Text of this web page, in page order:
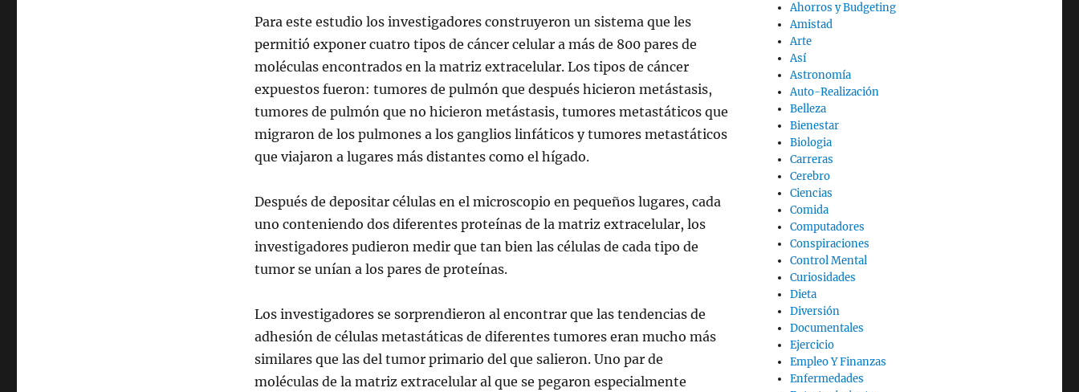
Para este estudio los investigadores construyeron un sistema que les
permitió exponer cuatro tipos de cáncer celular a más de 800 pares de
moléculas encontrados en la matriz extracelular. Los tipos de cáncer
expuestos fueron: tumores de pulmón que después hicieron metástasis,
tumores de pulmón que no hicieron metástasis, tumores metastáticos que
migraron de los pulmones a los ganglios linfáticos y tumores metastáticos
que viajaron a lugares más distantes como el hígado.
Después de depositar células en el microscopio en pequeños lugares, cada
uno conteniendo dos diferentes proteínas de la matriz extracelular, los
investigadores pudieron medir que tan bien las células de cada tipo de
tumor se unían a los pares de proteínas.
Los investigadores se sorprendieron al encontrar que las tendencias de
adhesión de células metastáticas de diferentes tumores eran mucho más
similares que las del tumor primario del que salieron. Uno par de
moléculas de la matriz extracelular al que se pegaron especialmente
Ahorros y Budgeting
Amistad
Arte
Así
Astronomía
Auto-Realización
Belleza
Bienestar
Biologia
Carreras
Cerebro
Ciencias
Comida
Computadores
Conspiraciones
Control Mental
Curiosidades
Dieta
Diversión
Documentales
Ejercicio
Empleo Y Finanzas
Enfermedades